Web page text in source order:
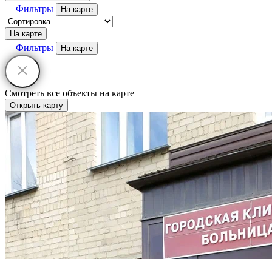
Фильтры На карте
На карте
Фильтры На карте
Смотреть все объекты на карте
Открыть карту